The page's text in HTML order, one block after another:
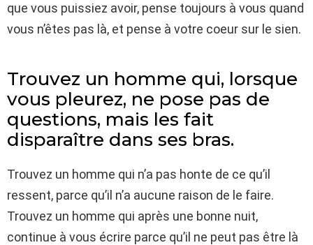
que vous puissiez avoir, pense toujours à vous quand
vous n’êtes pas là, et pense à votre coeur sur le sien.
Trouvez un homme qui, lorsque
vous pleurez, ne pose pas de
questions, mais les fait
disparaître dans ses bras.
Trouvez un homme qui n’a pas honte de ce qu’il
ressent, parce qu’il n’a aucune raison de le faire.
Trouvez un homme qui après une bonne nuit,
continue à vous écrire parce qu’il ne peut pas être là